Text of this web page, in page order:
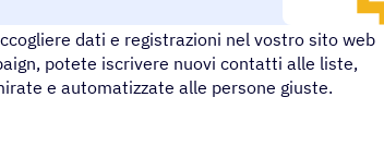
da usare per Joomla che consente di creare
dati e registrazioni nel vostro sito web
potete iscrivere nuovi contatti alle liste,
e automatizzate alle persone giuste.